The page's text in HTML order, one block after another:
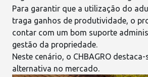
Para garantir que a utilização do
traga ganhos de produtividade, o
contar com um bom suporte
gestão da propriedade.
Neste cenário, o CHBAGRO destaca-
alternativa no mercado.